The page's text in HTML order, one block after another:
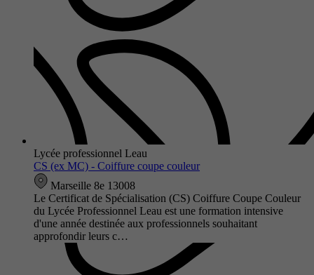
Lycée professionnel Leau
CS (ex MC) - Coiffure coupe couleur
Marseille 8e 13008
Le Certificat de Spécialisation (CS) Coiffure Coupe Couleur
du Lycée Professionnel Leau est une formation intensive
d'une année destinée aux professionnels souhaitant
approfondir leurs c…